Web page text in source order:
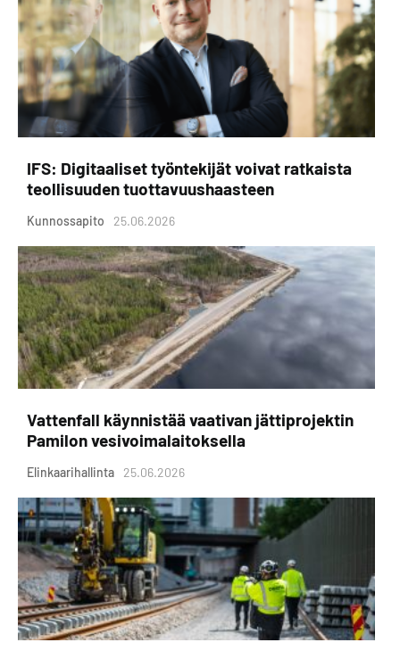
IFS: Digitaaliset työntekijät voivat ratkaista
teollisuuden tuottavuushaasteen
Kunnossapito 25.06.2026
Vattenfall käynnistää vaativan jättiprojektin
Pamilon vesivoimalaitoksella
Elinkaarihallinta 25.06.2026